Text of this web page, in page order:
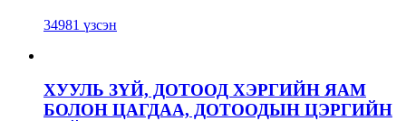
34981 үзсэн
ХУУЛЬ ЗҮЙ, ДОТООД ХЭРГИЙН ЯАМ
БОЛОН ЦАГДАА, ДОТООДЫН ЦЭРГИЙН